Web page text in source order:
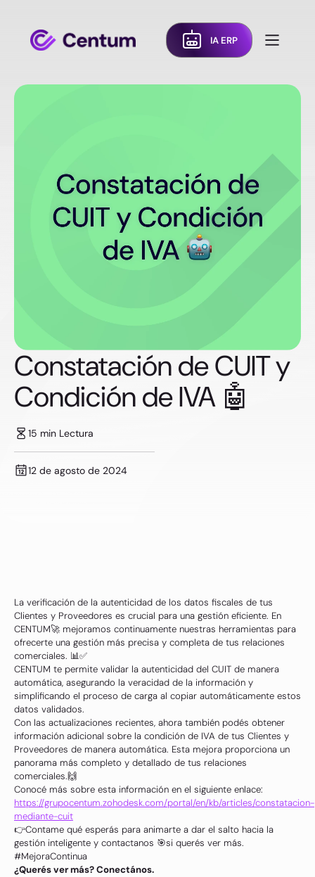
IA ERP
Constatación de CUIT y
Condición de IVA 🤖
15 min Lectura
12 de agosto de 2024
La verificación de la autenticidad de los datos fiscales de tus
Clientes y Proveedores es crucial para una gestión eficiente. En
CENTUM🚀 mejoramos continuamente nuestras herramientas para
ofrecerte una gestión más precisa y completa de tus relaciones
comerciales. 📊✅
CENTUM te permite validar la autenticidad del CUIT de manera
automática, asegurando la veracidad de la información y
simplificando el proceso de carga al copiar automáticamente estos
datos validados.
Con las actualizaciones recientes, ahora también podés obtener
información adicional sobre la condición de IVA de tus Clientes y
Proveedores de manera automática. Esta mejora proporciona un
panorama más completo y detallado de tus relaciones
comerciales.🙌
Conocé más sobre esta información en el siguiente enlace:
https://grupocentum.zohodesk.com/portal/en/kb/articles/constatacion-
mediante-cuit
👉Contame qué esperás para animarte a dar el salto hacia la
gestión inteligente y contactanos 🎯si querés ver más.
#MejoraContinua
¿Querés ver más? Conectános.